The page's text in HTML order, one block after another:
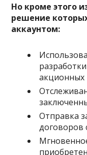
Но кроме этого
решение
аккаунтом:
акционных
Отправка
договоров